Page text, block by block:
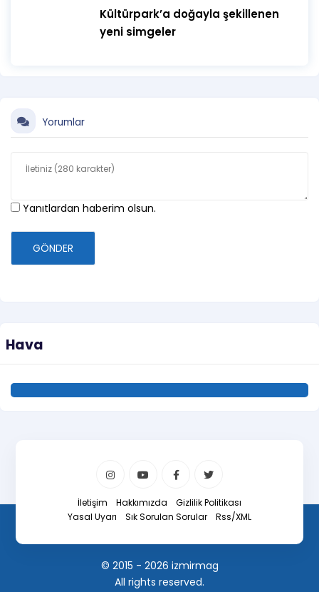
Kültürpark’a doğayla şekillenen
yeni simgeler
Yorumlar
Yanıtlardan haberim olsun.
GÖNDER
Hava
İletişim Hakkımızda
Gizlilik Politikası
Yasal Uyarı
Sık Sorulan Sorular Rss/XML
© 2015 - 2026 izmirmag
All rights reserved.